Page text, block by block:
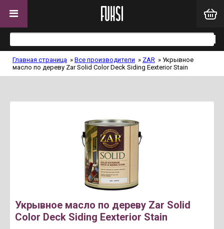
Главная страница » Все производители » ZAR » Укрывное
масло по дереву Zar Solid Color Deck Siding Eexterior Stain
Укрывное масло по дереву Zar Solid
Color Deck Siding Eexterior Stain